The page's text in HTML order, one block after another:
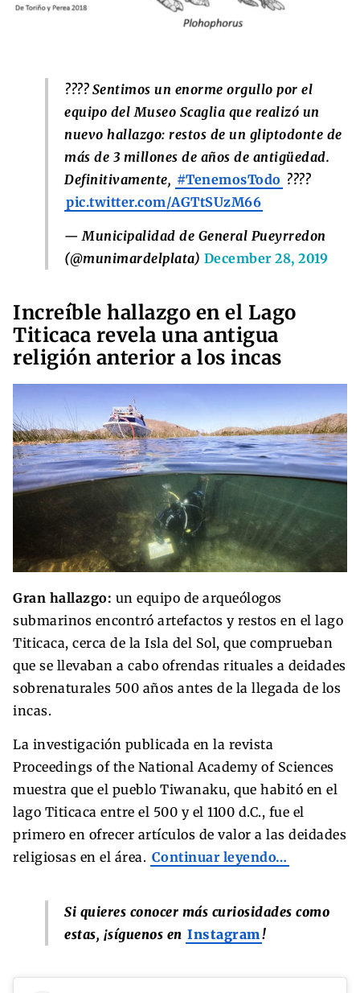
???? Sentimos un enorme orgullo por el
equipo del Museo Scaglia que realizó un
nuevo hallazgo: restos de un gliptodonte de
más de 3 millones de años de antigüedad.
Definitivamente, #TenemosTodo ????
pic.twitter.com/AGTtSUzM66
— Municipalidad de General Pueyrredon
(@munimardelplata) December 28, 2019
Increíble hallazgo en el Lago
Titicaca revela una antigua
religión anterior a los incas
Gran hallazgo: un equipo de arqueólogos
submarinos encontró artefactos y restos en el lago
Titicaca, cerca de la Isla del Sol, que comprueban
que se llevaban a cabo ofrendas rituales a deidades
sobrenaturales 500 años antes de la llegada de los
incas.
La investigación publicada en la revista
Proceedings of the National Academy of Sciences
muestra que el pueblo Tiwanaku, que habitó en el
lago Titicaca entre el 500 y el 1100 d.C., fue el
primero en ofrecer artículos de valor a las deidades
religiosas en el área. Continuar leyendo…
Si quieres conocer más curiosidades como
estas, ¡síguenos en Instagram!